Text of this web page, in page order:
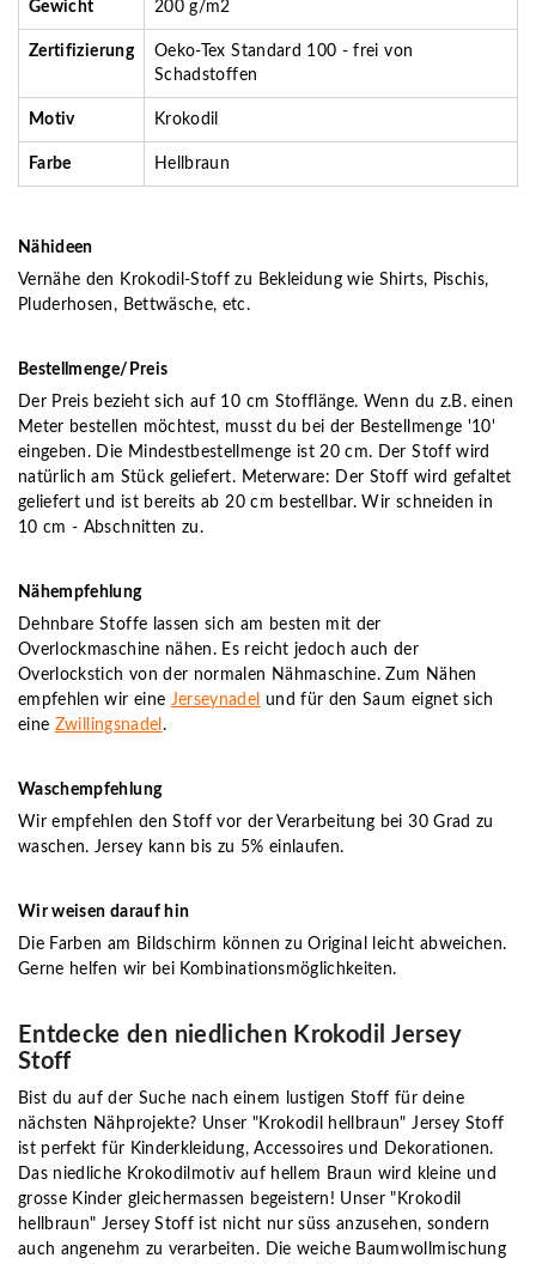
Gewicht 200 g/m2
Zertifizierung
Oeko-Tex Standard 100 - frei von
Schadstoffen
Motiv Krokodil
Farbe Hellbraun
Nähideen
Vernähe den Krokodil-Stoff zu Bekleidung wie Shirts, Pischis,
Pluderhosen, Bettwäsche, etc.
Bestellmenge/Preis
Der Preis bezieht sich auf 10 cm Stofflänge. Wenn du z.B. einen
Meter bestellen möchtest, musst du bei der Bestellmenge '10'
eingeben. Die Mindestbestellmenge ist 20 cm. Der Stoff wird
natürlich am Stück geliefert. Meterware: Der Stoff wird gefaltet
geliefert und ist bereits ab 20 cm bestellbar. Wir schneiden in
10 cm - Abschnitten zu.
Nähempfehlung
Dehnbare Stoffe lassen sich am besten mit der
Overlockmaschine nähen. Es reicht jedoch auch der
Overlockstich von der normalen Nähmaschine. Zum Nähen
empfehlen wir eine Jerseynadel
und für den Saum eignet sich
eine Zwillingsnadel .
Waschempfehlung
Wir empfehlen den Stoff vor der Verarbeitung bei 30 Grad zu
waschen. Jersey kann bis zu 5% einlaufen.
Wir weisen darauf hin
Die Farben am Bildschirm können zu Original leicht abweichen.
Gerne helfen wir bei Kombinationsmöglichkeiten.
Entdecke den niedlichen Krokodil Jersey
Stoff
Bist du auf der Suche nach einem lustigen Stoff für deine
nächsten Nähprojekte? Unser "Krokodil hellbraun" Jersey Stoff
ist perfekt für Kinderkleidung, Accessoires und Dekorationen.
Das niedliche Krokodilmotiv auf hellem Braun wird kleine und
grosse Kinder gleichermassen begeistern! Unser "Krokodil
hellbraun" Jersey Stoff ist nicht nur süss anzusehen, sondern
auch angenehm zu verarbeiten. Die weiche Baumwollmischung